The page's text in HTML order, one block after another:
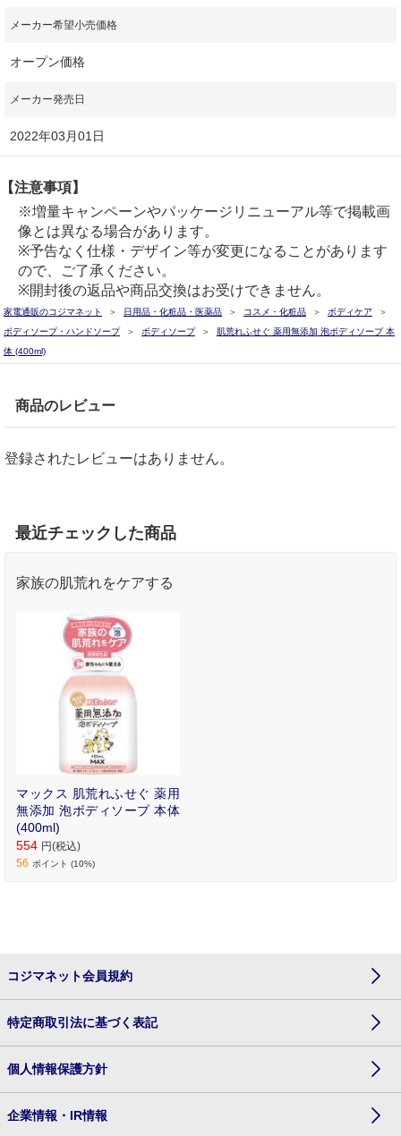
メーカー希望小売価格
オープン価格
メーカー発売日
2022年03月01日
【注意事項】
※増量キャンペーンやパッケージリニューアル等で掲載画
像とは異なる場合があります。
※予告なく仕様・デザイン等が変更になることがあります
ので、ご了承ください。
※開封後の返品や商品交換はお受けできません。
家電通販のコジマネット 日用品・化粧品・医薬品 コスメ・化粧品
ボディケア
ボディソープ・ハンドソープ
ボディソープ
肌荒れふせぐ 薬用無添加 泡ボディソープ 本
体 (400ml)
商品のレビュー
登録されたレビューはありません。
最近チェックした商品
家族の肌荒れをケアする
マックス 肌荒れふせぐ 薬用
無添加 泡ボディソープ 本体
(400ml)
554 円(税込)
56 ポイント (10%)
コジマネット会員規約
特定商取引法に基づく表記
個人情報保護方針
企業情報・IR情報